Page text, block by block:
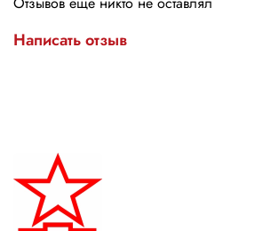
Написать отзыв